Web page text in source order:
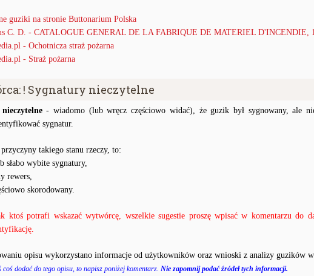
guziki na stronie Buttonarium Polska
C. D. - CATALOGUE GENERAL DE LA FABRIQUE DE MATERIEL D'INCENDIE,
- Ochotnicza straż pożarna
- Straż pożarna
! Sygnatury nieczytelne
- wiadomo (lub wręcz częściowo widać), że guzik był sygnowany, ale
sygnatur.
przyczyny takiego stanu rzeczy, to:
słabo wybite sygnatury,
rewers,
skorodowany.
ktoś potrafi wskazać wytwórcę, wszelkie sugestie proszę wpisać w komentarzu do
opisu wykorzystano informacje od użytkowników oraz wnioski z analizy guzików
coś dodać do tego opisu, to napisz poniżej komentarz. Nie zapomnij podać źródeł tych informacji.